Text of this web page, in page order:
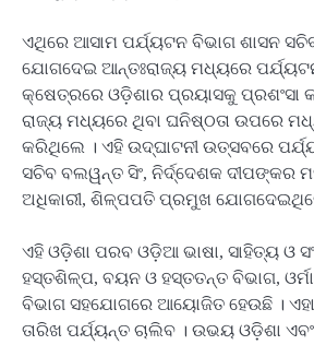
ଏଥିରେ ଆସାମ ପର୍ଯ୍ୟଟନ ବିଭାଗ ଶାସନ
ଯୋଗଦେଇ ଆନ୍ତଃରାଜ୍ୟ ମଧ୍ୟରେ
କ୍ଷେତ୍ରରେ ଓଡ଼ିଶାର ପ୍ରୟାସକୁ ପ୍ରଶଂସା
ରାଜ୍ୟ ମଧ୍ୟରେ ଥିବା ଘନିଷ୍ଠତା ଉପରେ
କରିଥିଲେ । ଏହି ଉଦ୍ଘାଟନୀ ଉତ୍ସବରେ
ସଚିବ ବଲୱନ୍ତ ସିଂ, ନିର୍ଦ୍ଦେଶକ ଦୀପଙ୍କର
ଅଧିକାରୀ, ଶିଳ୍ପପତି ପ୍ରମୁଖ
ଏହି ଓଡ଼ିଶା ପରବ ଓଡ଼ିଆ ଭାଷା, ସାହିତ୍ୟ ଓ
ହସ୍ତଶିଳ୍ପ, ବୟନ ଓ ହସ୍ତତନ୍ତ ବିଭାଗ,
ବିଭାଗ ସହଯୋଗରେ ଆୟୋଜିତ ହେଉଛି ।
ତାରିଖ ପର୍ଯ୍ୟନ୍ତ ଚାଲିବ । ଉଭୟ ଓଡ଼ିଶା